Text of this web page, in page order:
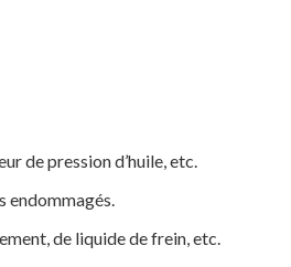
de pression d’huile, etc.
endommagés.
de liquide de frein, etc.